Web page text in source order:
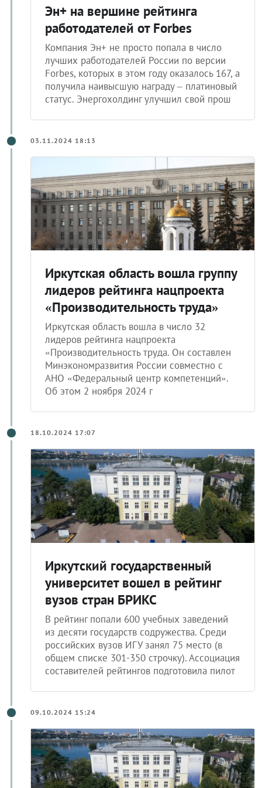
Эн+ на вершине рейтинга
работодателей от Forbes
Компания Эн+ не просто попала в число
лучших работодателей России по версии
Forbes, которых в этом году оказалось 167, а
получила наивысшую награду – платиновый
статус. Энергохолдинг улучшил свой прош
03.11.2024 18:13
Иркутская область вошла группу
лидеров рейтинга нацпроекта
«Производительность труда»
Иркутская область вошла в число 32
лидеров рейтинга нацпроекта
«Производительность труда. Он составлен
Минэкономразвития России совместно с
АНО «Федеральный центр компетенций».
Об этом 2 ноября 2024 г
18.10.2024 17:07
Иркутский государственный
университет вошел в рейтинг
вузов стран БРИКС
В рейтинг попали 600 учебных заведений
из десяти государств содружества. Среди
российских вузов ИГУ занял 75 место (в
общем списке 301-350 строчку). Ассоциация
составителей рейтингов подготовила пилот
09.10.2024 15:24